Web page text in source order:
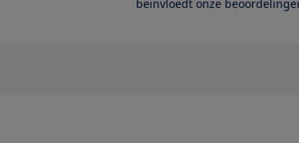
beïnvloedt onze